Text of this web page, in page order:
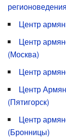
Центр
Центр
(Москва)
Центр
Центр
(Пятигорск)
Центр
(Бронницы)